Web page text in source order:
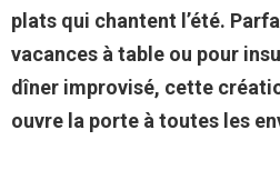
plats qui chantent l’été.
vacances à table ou pour
dîner improvisé, cette
ouvre la porte à toutes les